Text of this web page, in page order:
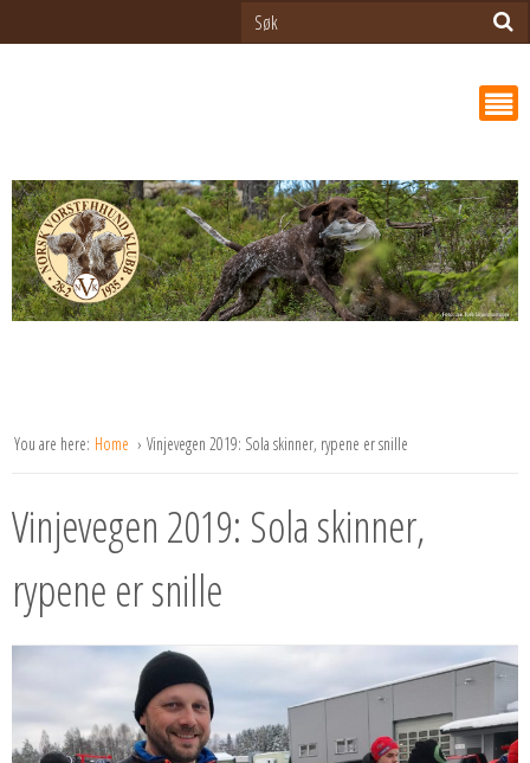
You are here: Home Vinjevegen 2019: Sola skinner, rypene er snille
Vinjevegen 2019: Sola skinner,
rypene er snille